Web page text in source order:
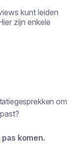
kunt leiden
zijn enkele
om
komen.